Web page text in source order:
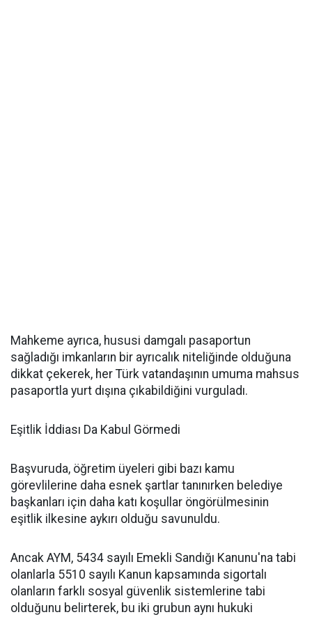
Mahkeme ayrıca, hususi damgalı pasaportun
sağladığı imkanların bir ayrıcalık niteliğinde olduğuna
dikkat çekerek, her Türk vatandaşının umuma mahsus
pasaportla yurt dışına çıkabildiğini vurguladı.
Eşitlik İddiası Da Kabul Görmedi
Başvuruda, öğretim üyeleri gibi bazı kamu
görevlilerine daha esnek şartlar tanınırken belediye
başkanları için daha katı koşullar öngörülmesinin
eşitlik ilkesine aykırı olduğu savunuldu.
Ancak AYM, 5434 sayılı Emekli Sandığı Kanunu'na tabi
olanlarla 5510 sayılı Kanun kapsamında sigortalı
olanların farklı sosyal güvenlik sistemlerine tabi
olduğunu belirterek, bu iki grubun aynı hukuki